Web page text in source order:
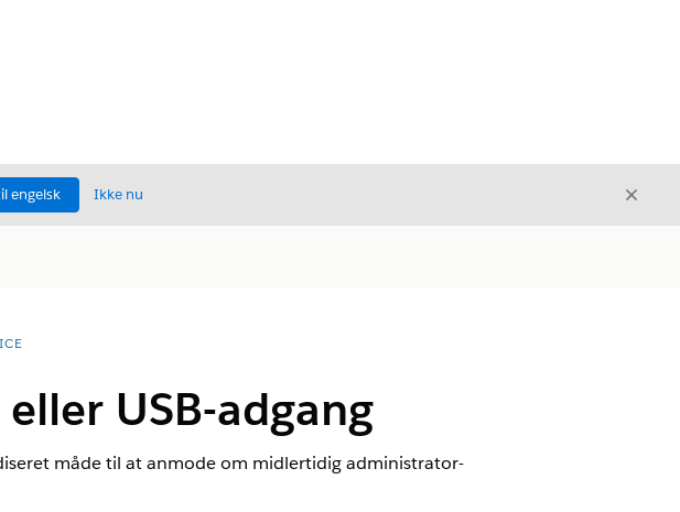
engelsk Ikke nu Luk
USB-adgang
måde til at anmode om midlertidig administrator-